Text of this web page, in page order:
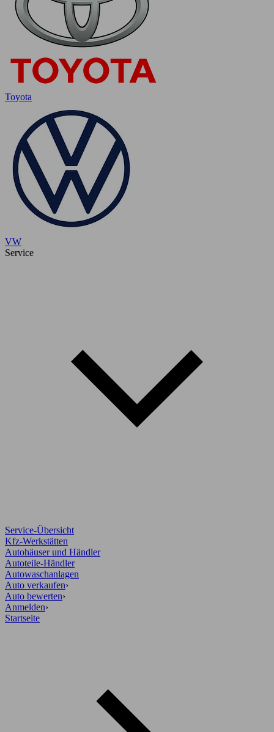
Toyota
VW
Service
Service-Übersicht
Kfz-Werkstätten
Autohäuser und Händler
Autoteile-Händler
Autowaschanlagen
Auto verkaufen›
Auto bewerten›
Anmelden›
Startseite